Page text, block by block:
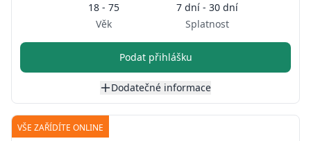
18 - 75
Věk
7 dní - 30 dní
Splatnost
Podat přihlášku
Dodatečné informace
VŠE ZAŘÍDÍTE ONLINE